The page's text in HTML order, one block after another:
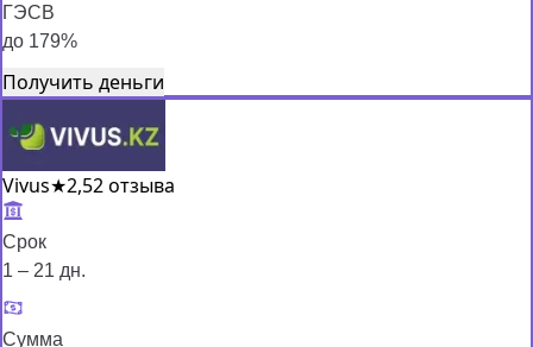
ГЭСВ
до 179%
Получить деньги
Vivus★2,52 отзыва
Срок
1 – 21 дн.
Сумма